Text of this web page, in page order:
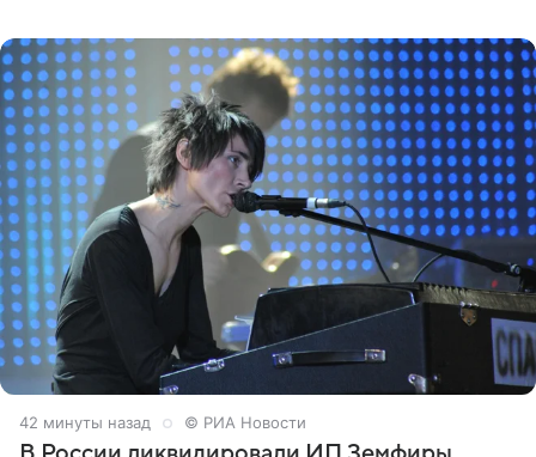
42 минуты назад © РИА Новости